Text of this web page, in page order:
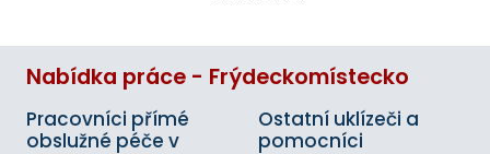
Nabídka práce - Frýdeckomístecko
Pracovníci přímé
obslužné péče v
Ostatní uklízeči a
pomocníci